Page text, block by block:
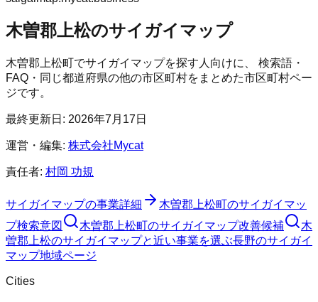
木曽郡上松のサイガイマップ
木曽郡上松町でサイガイマップを探す人向けに、 検索語・
FAQ・同じ都道府県の他の市区町村をまとめた市区町村ペー
ジです。
最終更新日: 2026年7月17日
運営・編集: 株式会社Mycat
責任者: 村岡 功規
サイガイマップの事業詳細 木曽郡上松町のサイガイマッ
プ検索意図 木曽郡上松町のサイガイマップ改善候補
木
曽郡上松のサイガイマップと近い事業を選ぶ長野のサイガイ
マップ地域ページ
Cities